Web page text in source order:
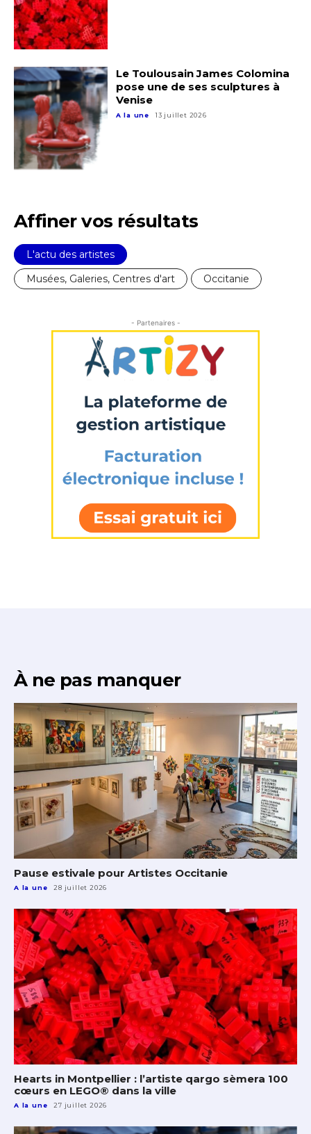
J'accepte lestermes et conditions
Le Toulousain James Colomina
pose une de ses sculptures à
Venise
A la une 13 juillet 2026
Affiner vos résultats
L'actu des artistes
Musées, Galeries, Centres d'art
Occitanie
- Partenaires -
À ne pas manquer
Pause estivale pour Artistes Occitanie
A la une 28 juillet 2026
Hearts in Montpellier : l’artiste qargo sèmera 100
cœurs en LEGO® dans la ville
A la une 27 juillet 2026